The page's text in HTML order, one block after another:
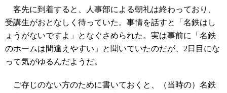
客先に到着すると、人事部による朝礼は終わっており、
受講生がおとなしく待っていた。事情を話すと「名鉄はし
ょうがないですよ」となぐさめられた。実は事前に「名鉄
のホームは間違えやすい」と聞いていたのだが、2日目にな
って気がゆるんだようだ。
ご存じのない方のために書いておくと、（当時の）名鉄